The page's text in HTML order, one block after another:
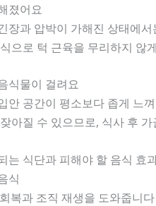
졌어요
장과 압박이 가해진 상태에서
으로 턱 근육을 무리하지 않
식물이 걸려요
안 공간이 평소보다 좁게 느
아질 수 있으므로, 식사 후
는 식단과 피해야 할 음식 효
식
복과 조직 재생을 도와줍니